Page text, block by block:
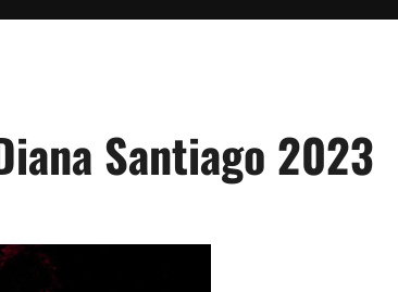
Santiago 2023